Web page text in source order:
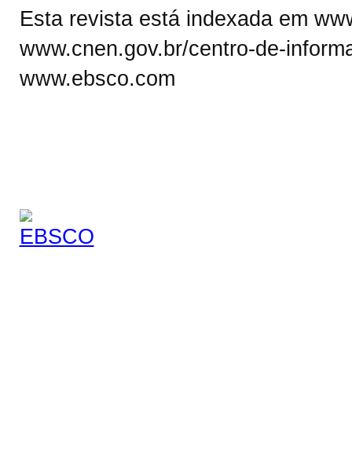
Esta revista está indexada em
www.cnen.gov.br/centro-de-
www.ebsco.com